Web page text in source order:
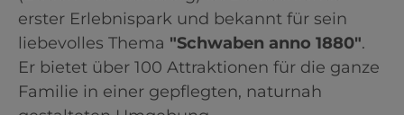
erster Erlebnispark und bekannt für sein
liebevolles Thema "Schwaben anno 1880".
Er bietet über 100 Attraktionen für die ganze
Familie in einer gepflegten, naturnah